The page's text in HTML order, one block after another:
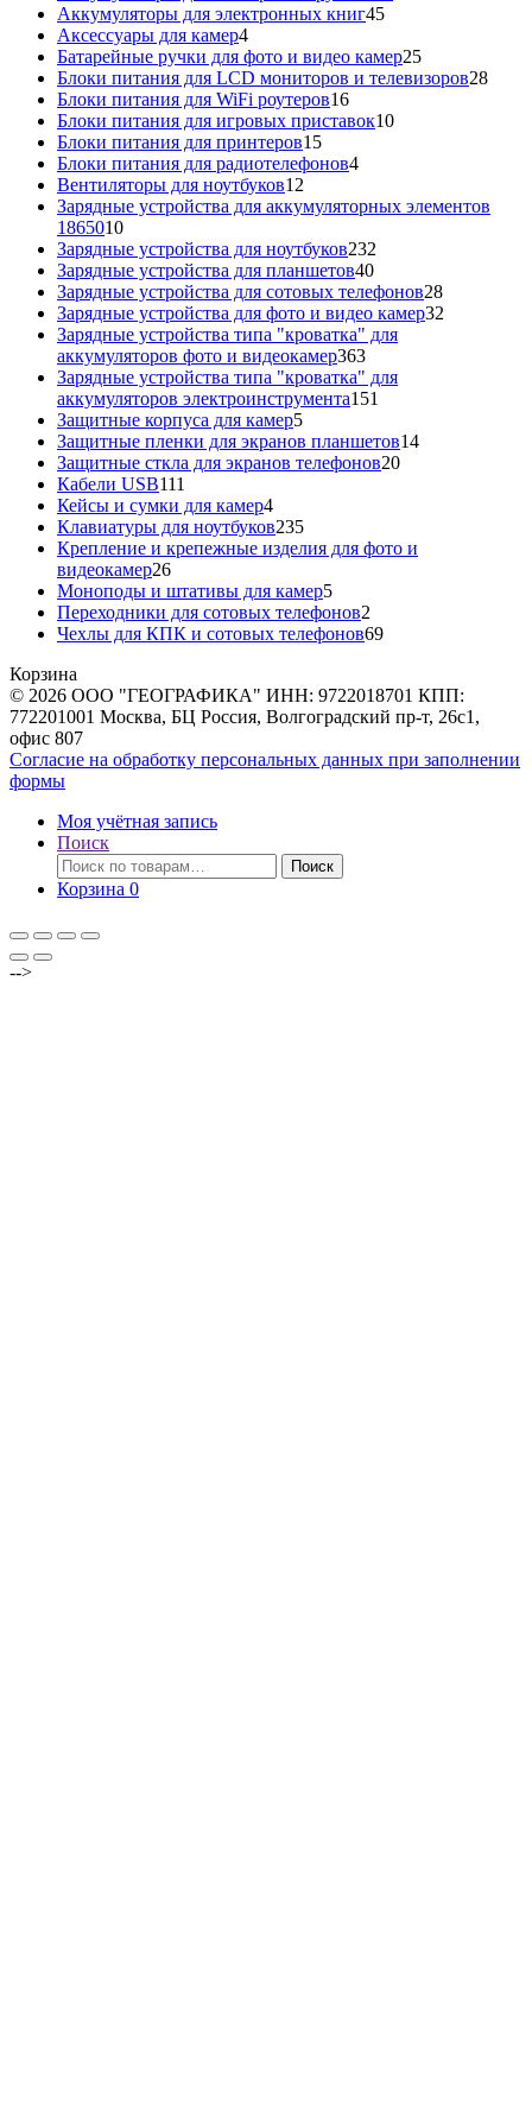
Аккумуляторы для электронных книг4545
Аксессуары для камер44
товара
Батарейные ручки для фото и видео камер2525
товаров
Блоки питания для LCD мониторов и телевизоров2828
Блоки питания для WiFi роутеров1616
товаров
Блоки питания для игровых приставок1010
Блоки питания для принтеров1515
товаров
Блоки питания для радиотелефонов44
Вентиляторы для ноутбуков12
товаров
Зарядные устройства для аккумуляторных элементов
186501010
товаров
Зарядные устройства для ноутбуков232
Зарядные устройства для планшетов4040
товаров
Зарядные устройства для сотовых телефонов2828
товаров
Зарядные устройства для фото и видео камер32
Зарядные устройства типа "кроватка" для
аккумуляторов фото и видеокамер363363
товара
Зарядные устройства типа "кроватка" для
аккумуляторов электроинструмента151
Защитные корпуса для камер55
товаров
Защитные пленки для экранов планшетов1414
Защитные сткла для экранов телефонов2020
Кабели USB111
товаров
Кейсы и сумки для камер44
товара
Клавиатуры для ноутбуков235235
товаров
Крепление и крепежные изделия для фото и
видеокамер2626
товаров
Моноподы и штативы для камер55
товаров
Переходники для сотовых телефонов2
товара
Чехлы для КПК и сотовых телефонов6969
Корзина
© 2026 ООО "ГЕОГРАФИКА" ИНН: 9722018701 КПП:
772201001 Москва, БЦ Россия, Волгоградский пр-т, 26с1,
офис 807
Согласие на обработку персональных данных при заполнении
формы
Моя учётная запись
Поиск
Искать:
Поиск
Корзина 0
-->